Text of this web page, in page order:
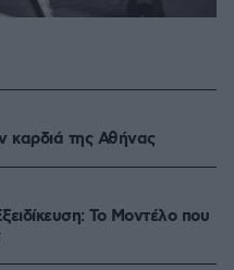
καρδιά της Αθήνας
Το Mοντέλο που